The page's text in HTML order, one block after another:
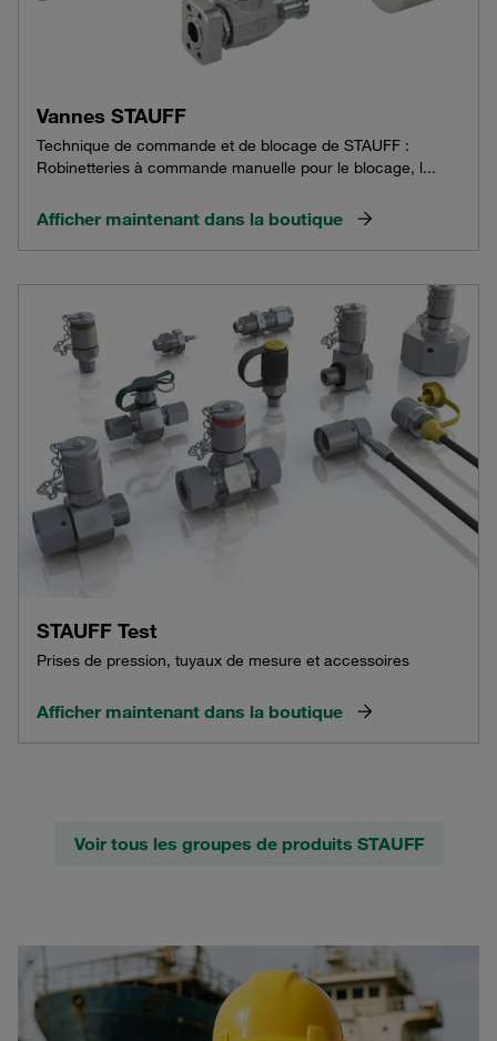
Vannes STAUFF
Technique de commande et de blocage de STAUFF :
Robinetteries à commande manuelle pour le blocage, l...
Afficher maintenant dans la boutique
STAUFF Test
Prises de pression, tuyaux de mesure et accessoires
Afficher maintenant dans la boutique
Voir tous les groupes de produits STAUFF